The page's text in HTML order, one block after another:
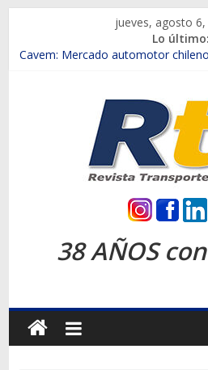
contenido
jueves, agosto 6,
Lo último:
Chile es el primer mercado
Salfa suma vehículos electrificados
Samex amplía su red con nuevas
SINOTRUK Pick-ups presentó la
la Expo Compras Públicas 2026
Revista
Terrestre
38 AÑOS